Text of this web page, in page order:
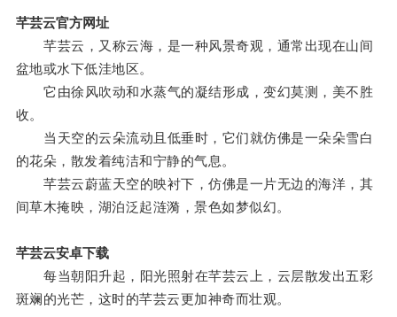
芊芸云官方网址
芊芸云，又称云海，是一种风景奇观，通常出现在山间
盆地或水下低洼地区。
它由徐风吹动和水蒸气的凝结形成，变幻莫测，美不胜
收。
当天空的云朵流动且低垂时，它们就仿佛是一朵朵雪白
的花朵，散发着纯洁和宁静的气息。
芊芸云蔚蓝天空的映衬下，仿佛是一片无边的海洋，其
间草木掩映，湖泊泛起涟漪，景色如梦似幻。
芊芸云安卓下载
每当朝阳升起，阳光照射在芊芸云上，云层散发出五彩
斑斓的光芒，这时的芊芸云更加神奇而壮观。